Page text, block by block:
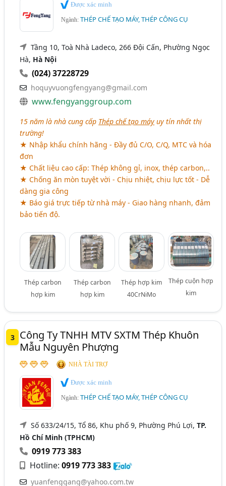
Được xác minh
Ngành:THÉP CHẾ TẠO MÁY, THÉP CÔNG CỤ
Tầng 10, Toà Nhà Ladeco, 266 Đội Cấn, Phường Ngọc
Hà, Hà Nội
(024) 37228729
hoquyvuongfengyang@gmail.com
www.fengyanggroup.com
15 năm là nhà cung cấp Thép chế tạo máy uy tín nhất thị
trường!
★ Nhập khẩu chính hãng - Đầy đủ C/O, C/Q, MTC và hóa
đơn
★ Chất liệu cao cấp: Thép không gỉ, inox, thép carbon,..
★ Chống ăn mòn tuyệt vời - Chịu nhiệt, chịu lực tốt - Dễ
dàng gia công
★ Báo giá trực tiếp từ nhà máy - Giao hàng nhanh, đảm
bảo tiến độ.
Thép carbon
hợp kim
Thép carbon
hợp kim
Thép hợp kim
40CrNiMo
Thép cuộn hợp
kim
3
Công Ty TNHH MTV SXTM Thép Khuôn
Mẫu Nguyên Phượng
NHÀ TÀI TRỢ
Được xác minh
Ngành:THÉP CHẾ TẠO MÁY, THÉP CÔNG CỤ
Số 633/24/15, Tổ 86, Khu phố 9, Phường Phú Lợi,TP.
Hồ Chí Minh (TPHCM)
0919 773 383
Hotline:0919 773 383
yuanfenggang@yahoo.com.tw